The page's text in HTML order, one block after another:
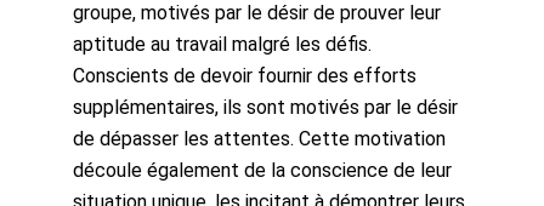
groupe, motivés par le désir de prouver leur
aptitude au travail malgré les défis.
Conscients de devoir fournir des efforts
supplémentaires, ils sont motivés par le désir
de dépasser les attentes. Cette motivation
découle également de la conscience de leur